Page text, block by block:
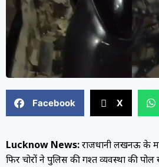
Facebook X
Lucknow News:राजधानी लखनऊ के
फिर चोरों ने पुलिस की गश्त व्यवस्था की